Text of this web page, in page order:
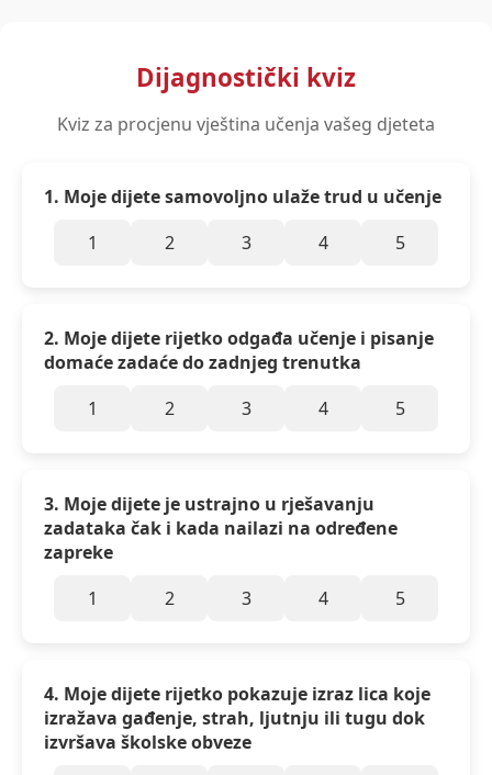
Dijagnostički kviz
Kviz za procjenu vještina učenja vašeg djeteta
1. Moje dijete samovoljno ulaže trud u učenje
1
2 3 4 5
2. Moje dijete rijetko odgađa učenje i pisanje
domaće zadaće do zadnjeg trenutka
1
2 3 4 5
3. Moje dijete je ustrajno u rješavanju
zadataka čak i kada nailazi na određene
zapreke
1
2 3 4 5
4. Moje dijete rijetko pokazuje izraz lica koje
izražava gađenje, strah, ljutnju ili tugu dok
izvršava školske obveze